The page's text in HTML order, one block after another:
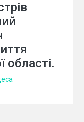
області.